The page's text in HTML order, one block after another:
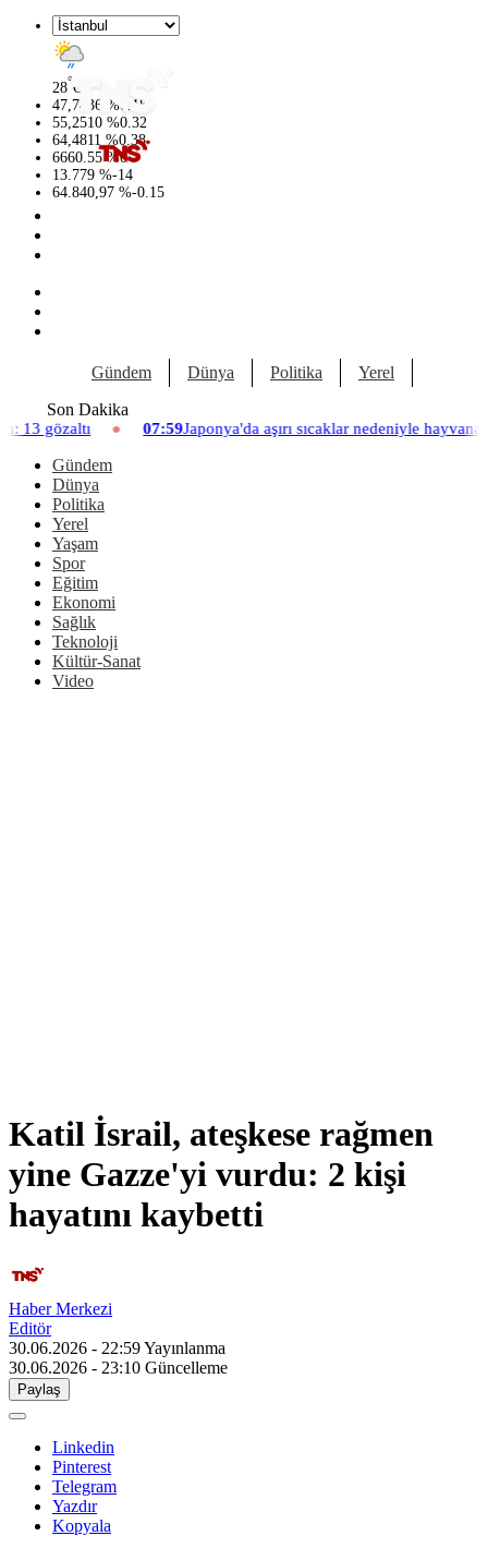
28°C
47,7436 %0.18
55,2510 %0.32
64,4811 %0.38
6660.55 %0
13.779 %-14
64.840,97 %-0.15
Gündem Dünya Politika Yerel
Son Dakika
07:59Japonya'da aşırı sıcaklar nedeniyle hayvanat bahçesinde üç
Gündem
Dünya
Politika
Yerel
Yaşam
Spor
Eğitim
Ekonomi
Sağlık
Teknoloji
Kültür-Sanat
Video
Katil İsrail, ateşkese rağmen
yine Gazze'yi vurdu: 2 kişi
hayatını kaybetti
Haber Merkezi
Editör
30.06.2026 - 22:59Yayınlanma
30.06.2026 - 23:10 Güncelleme
Paylaş
Linkedin
Pinterest
Telegram
Yazdır
Kopyala